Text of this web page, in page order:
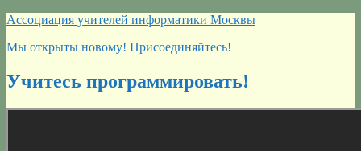
Перейти
содержимому
Ассоциация учителей информатики Москвы
Мы открыты новому! Присоединяйтесь!
Учитесь программировать!